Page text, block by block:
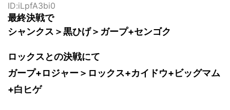
ID:iLpfA3bi0
最終決戦で
シャンクス＞黒ひげ＞ガープ+センゴク
ロックスとの決戦にて
ガープ+ロジャー＞ロックス+カイドウ+ビッグマム
+白ヒゲ